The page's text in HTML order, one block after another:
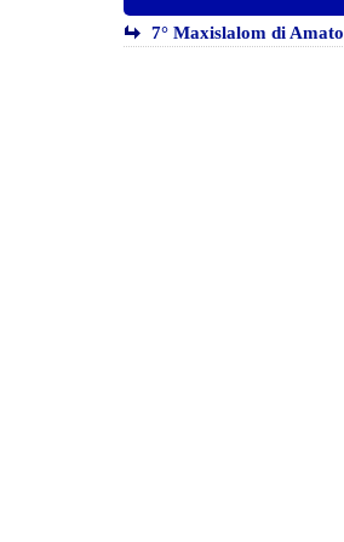
7° Maxislalom di Amato